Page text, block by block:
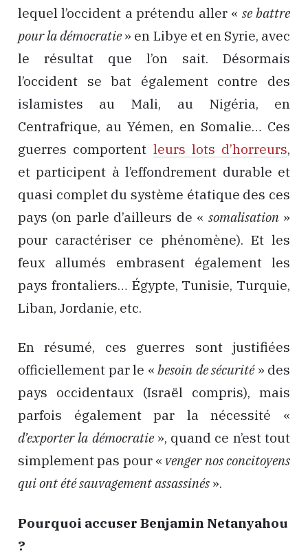
lequel l’occident a prétendu aller « se battre
pour la démocratie » en Libye et en Syrie, avec
le résultat que l’on sait. Désormais
l’occident se bat également contre des
islamistes au Mali, au Nigéria, en
Centrafrique, au Yémen, en Somalie… Ces
guerres comportent leurs lots d’horreurs,
et participent à l’effondrement durable et
quasi complet du système étatique des ces
pays (on parle d’ailleurs de « somalisation»
pour caractériser ce phénomène). Et les
feux allumés embrasent également les
pays frontaliers… Égypte, Tunisie, Turquie,
Liban, Jordanie, etc.
En résumé, ces guerres sont justifiées
officiellement par le « besoin de sécurité» des
pays occidentaux (Israël compris), mais
parfois également par la nécessité «
d’exporter la démocratie», quand ce n’est tout
simplement pas pour « venger nos concitoyens
qui ont été sauvagement assassinés ».
Pourquoi accuser Benjamin Netanyahou
?